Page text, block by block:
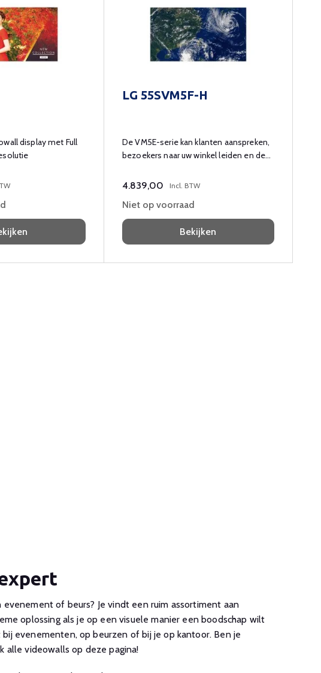
display met Full
LG 55SVM5F-H
De VM5E-serie kan klanten aanspreken,
bezoekers naar uw winkel leiden en de
4.839,00 Incl. BTW
Niet op voorraad
Bekijken
of beurs? Je vindt een ruim assortiment aan
oplossing als je op een visuele manier een boodschap wilt
evenementen, op beurzen of bij je op kantoor. Ben je
alle videowalls op deze pagina!